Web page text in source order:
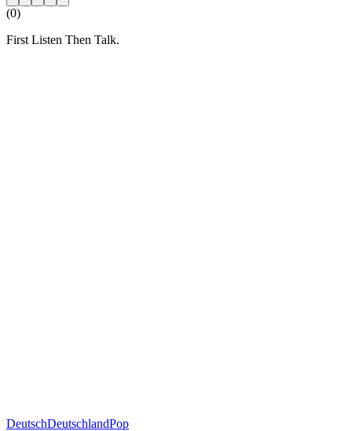
(0)
First Listen Then Talk.
DeutschDeutschlandPop